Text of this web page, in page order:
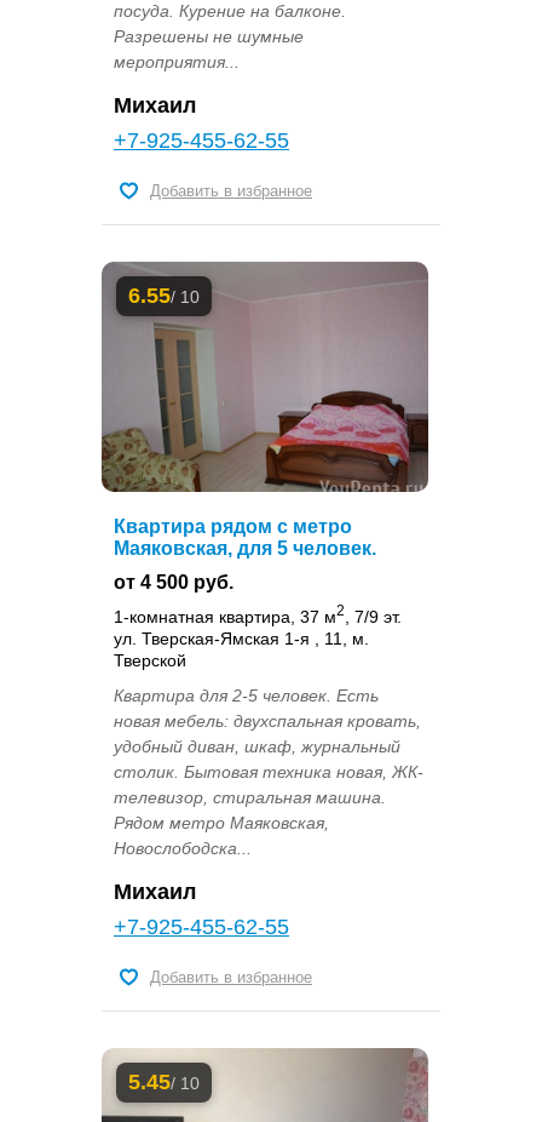
посуда. Курение на балконе.
Разрешены не шумные
мероприятия...
Михаил
+7-925-455-62-55
Добавить в избранное
6.55/ 10
Квартира рядом с метро
Маяковская, для 5 человек.
от 4 500 руб.
1-комнатная квартира, 37 м2
, 7/9 эт.
ул. Тверская-Ямская 1-я , 11, м.
Тверской
Квартира для 2-5 человек. Есть
новая мебель: двухспальная кровать,
удобный диван, шкаф, журнальный
столик. Бытовая техника новая, ЖК-
телевизор, стиральная машина.
Рядом метро Маяковская,
Новослободска...
Михаил
+7-925-455-62-55
Добавить в избранное
5.45/ 10